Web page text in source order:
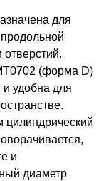
для
отверстий.
(форма D)
удобна для
и
диаметр